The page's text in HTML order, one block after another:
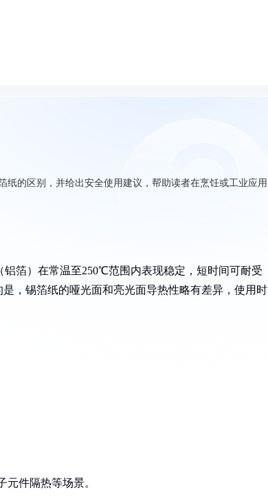
的区别，并给出安全使用建议，帮助读者在烹饪或工业应用
箔）在常温至250℃范围内表现稳定，短时间可耐受
，锡箔纸的哑光面和亮光面导热性略有差异，使用时
件隔热等场景。